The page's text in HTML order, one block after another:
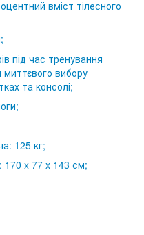
вміст тілесного
під час тренування
миттєвого вибору
та консолі;
125 кг;
x 77 x 143 см;